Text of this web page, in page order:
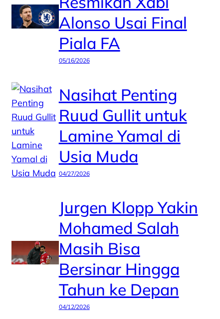
Alonso Usai Final
Piala FA
05/16/2026
Nasihat Penting
Ruud Gullit untuk
Lamine Yamal di
Usia Muda
04/27/2026
Jurgen Klopp Yakin
Mohamed Salah
Masih Bisa
Bersinar Hingga
Tahun ke Depan
04/12/2026